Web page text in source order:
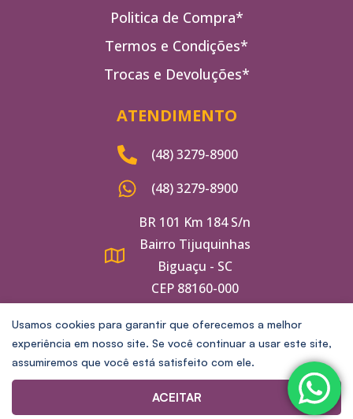
Politica de Compra*
Termos e Condições*
Trocas e Devoluções*
ATENDIMENTO
(48) 3279-8900
(48) 3279-8900
BR 101 Km 184 S/n
Bairro Tijuquinhas
Biguaçu - SC
CEP 88160-000
© 2024 - Floranda Comércio de Flores Ltda | CNPJ:
83.891.994/0001-00
Usamos cookies para garantir que oferecemos a melhor
experiência em nosso site. Se você continuar a usar este site,
assumiremos que você está satisfeito com ele.
ACEITAR